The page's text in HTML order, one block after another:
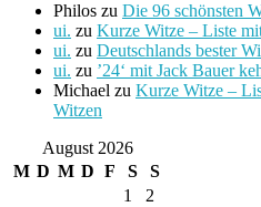
Philos zu Die 96 schönsten
ui. zu Kurze Witze – Liste
ui. zu Deutschlands bester
ui. zu ’24‘ mit Jack Bauer
Michael zu Kurze Witze –
Witzen
August 2026
M D M D F S
S
1
2